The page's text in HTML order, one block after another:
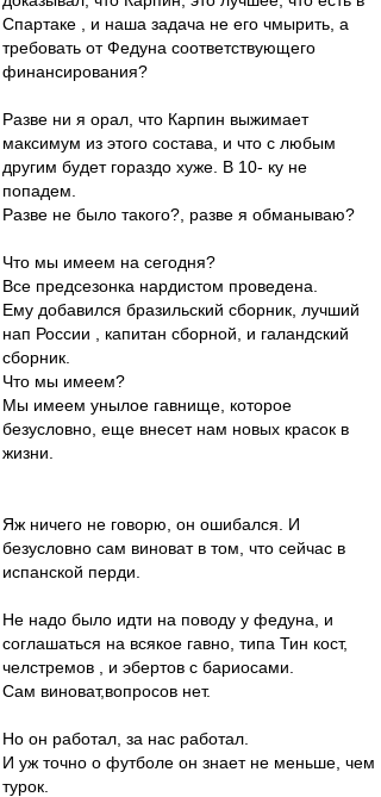
Спартаке , и наша задача не его чмырить, а
требовать от Федуна соответствующего
финансирования?
Разве ни я орал, что Карпин выжимает
максимум из этого состава, и что с любым
другим будет гораздо хуже. В 10- ку не
попадем.
Разве не было такого?, разве я обманываю?
Что мы имеем на сегодня?
Все предсезонка нардистом проведена.
Ему добавился бразильский сборник, лучший
нап России , капитан сборной, и галандский
сборник.
Что мы имеем?
Мы имеем унылое гавнище, которое
безусловно, еще внесет нам новых красок в
жизни.
Яж ничего не говорю, он ошибался. И
безусловно сам виноват в том, что сейчас в
испанской перди.
Не надо было идти на поводу у федуна, и
соглашаться на всякое гавно, типа Тин кост,
челстремов , и эбертов с бариосами.
Сам виноват,вопросов нет.
Но он работал, за нас работал.
И уж точно о футболе он знает не меньше, чем
турок.